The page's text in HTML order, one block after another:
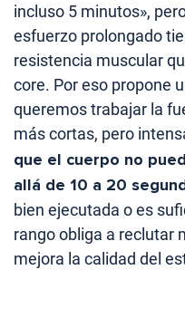
incluso 5 minutos»,
esfuerzo prolongado
resistencia muscular
core. Por eso propone
queremos trabajar la
más cortas, pero
que el cuerpo no
allá de 10 a 20
bien ejecutada o es
rango obliga a reclutar
mejora la calidad del